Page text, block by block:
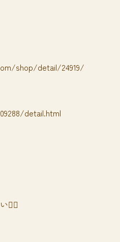
shop/detail/24919/
detail.html
🙆‍♀️